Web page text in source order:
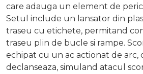
care adauga un element de
Setul include un lansator din
traseu cu etichete, permitand
traseu plin de bucle si rampe.
echipat cu un ac actionat de arc,
declanseaza, simuland atacul